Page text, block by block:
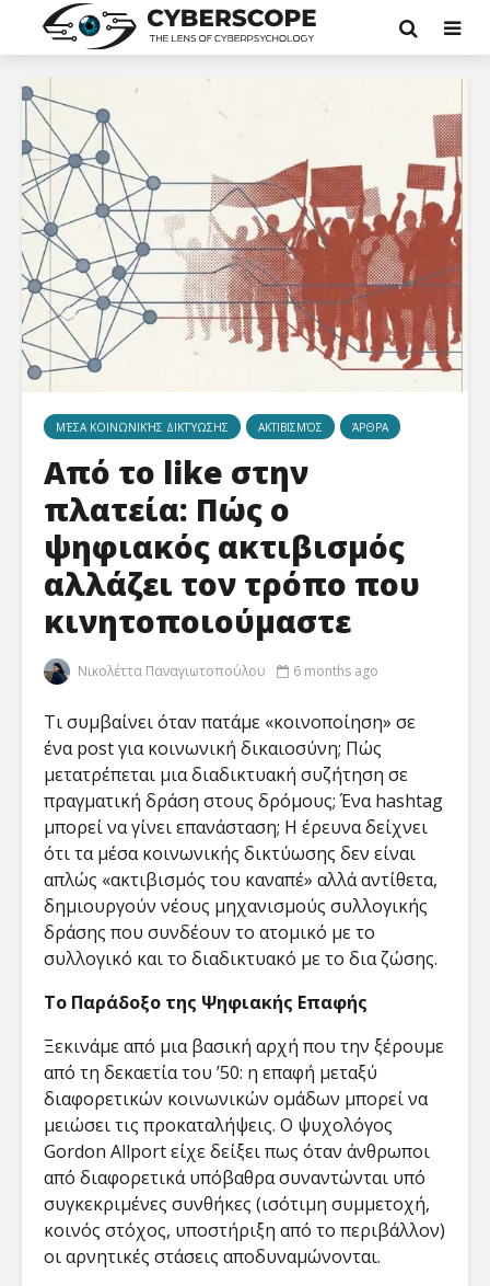
MΈΣΑ ΚΟΙΝΩΝΙΚΉΣ ΔΙΚΤΎΩΣΗΣ ΑΚΤΙΒΙΣΜΌΣ ΆΡΘΡΑ
Από το like στην
πλατεία: Πώς ο
ψηφιακός ακτιβισμός
αλλάζει τον τρόπο που
κινητοποιούμαστε
Νικολέττα Παναγιωτοπούλου 6 months ago
Τι συμβαίνει όταν πατάμε «κοινοποίηση» σε
ένα post για κοινωνική δικαιοσύνη; Πώς
μετατρέπεται μια διαδικτυακή συζήτηση σε
πραγματική δράση στους δρόμους; Ένα hashtag
μπορεί να γίνει επανάσταση; Η έρευνα δείχνει
ότι τα μέσα κοινωνικής δικτύωσης δεν είναι
απλώς «ακτιβισμός του καναπέ» αλλά αντίθετα,
δημιουργούν νέους μηχανισμούς συλλογικής
δράσης που συνδέουν το ατομικό με το
συλλογικό και το διαδικτυακό με το δια ζώσης.
Το Παράδοξο της Ψηφιακής Επαφής
Ξεκινάμε από μια βασική αρχή που την ξέρουμε
από τη δεκαετία του ’50: η επαφή μεταξύ
διαφορετικών κοινωνικών ομάδων μπορεί να
μειώσει τις προκαταλήψεις. Ο ψυχολόγος
Gordon Allport είχε δείξει πως όταν άνθρωποι
από διαφορετικά υπόβαθρα συναντώνται υπό
συγκεκριμένες συνθήκες (ισότιμη συμμετοχή,
κοινός στόχος, υποστήριξη από το περιβάλλον)
οι αρνητικές στάσεις αποδυναμώνονται.
Νικολέττα
Τσιτσανούδη-
Μαλλίδη στο
Cyberscope: Η
γλώσσα, τα ΜΜΕ
και η πρόκληση
της ψηφιακής
επικοινωνίας
Γεώργιος Α.
Ζάχος στο
Cyberscope:
Ψηφιακές
Αναπαραστάσεις
του Αρχαίου
Χώρου και
Ιστορική
Συνείδηση στον
Κυβερνοχώρο
Ο Θανάσης
Χειμωνάς μιλά
στο Cyberscope
για την ΤΝ, τη
σε
Γεωργία
στο